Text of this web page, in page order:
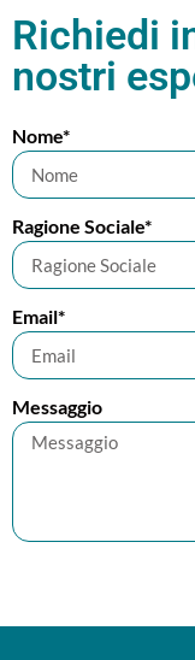
Richiedi
nostri
Nome*
Ragione Sociale*
Email*
Messaggio